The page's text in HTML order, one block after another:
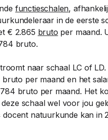
functieschalen,
in de eerste
€ 2.865 bruto per maand.
bruto.
naar schaal LC of
per maand en het
bruto per maand. Het
schaal wel voor jou
natuurkunde kan in